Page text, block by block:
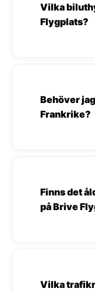
Vilka
Flygplats?
Behöver
Frankrike?
Finns det
på Brive
Vilka